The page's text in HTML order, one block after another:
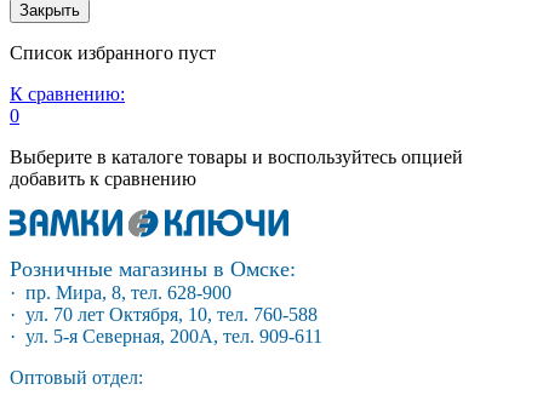
Закрыть
Список избранного пуст
К сравнению:
0
Выберите в каталоге товары и воспользуйтесь опцией
добавить к сравнению
Розничные магазины в Омске:
· пр. Мира, 8, тел. 628-900
· ул. 70 лет Октября, 10, тел. 760-588
· ул. 5-я Северная, 200А, тел. 909-611
Оптовый отдел: